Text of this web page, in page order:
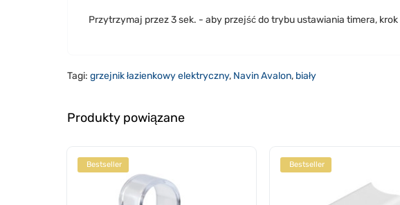
Przytrzymaj przez 3 sek. - aby przejść do trybu ustawiania timera,
Tagi: grzejnik łazienkowy elektryczny, Navin Avalon, biały
Produkty powiązane
Bestseller Bestseller